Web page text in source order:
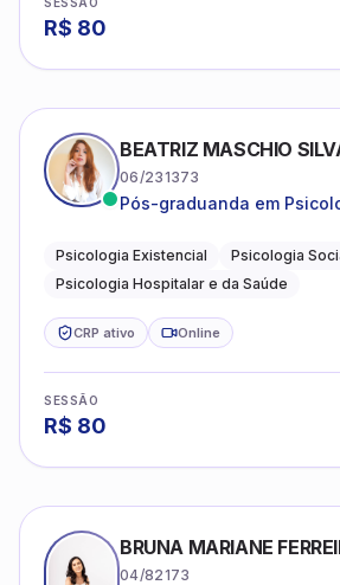
SESSÃO
R$ 80
BEATRIZ MASCHIO
06/231373
Pós-graduanda em
da Saúde.
Psicologia Existencial
Psicologia
Psicologia Hospitalar e da Saúde
CRP ativo Online
SESSÃO
R$ 80
BRUNA MARIANE
04/82173